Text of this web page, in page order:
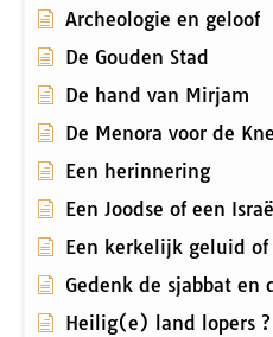
Archeologie en geloof
De Gouden Stad
De hand van Mirjam
De Menora voor de
Een herinnering
Een Joodse of een
Een kerkelijk geluid
Gedenk de sjabbat en
Heilig(e) land lopers ?